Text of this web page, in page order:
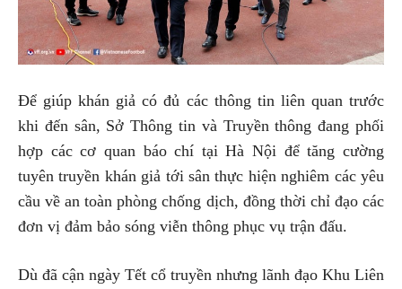
Để giúp khán giả có đủ các thông tin liên quan trước
khi đến sân, Sở Thông tin và Truyền thông đang phối
hợp các cơ quan báo chí tại Hà Nội để tăng cường
tuyên truyền khán giả tới sân thực hiện nghiêm các yêu
cầu về an toàn phòng chống dịch, đồng thời chỉ đạo các
đơn vị đảm bảo sóng viễn thông phục vụ trận đấu.
Dù đã cận ngày Tết cổ truyền nhưng lãnh đạo Khu Liên